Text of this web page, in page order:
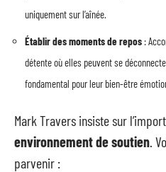
uniquement sur l’aînée.
Établir des moments de repos :
détente où elles peuvent se
fondamental pour leur bien-être
Mark Travers insiste sur
environnement de soutien.
parvenir :